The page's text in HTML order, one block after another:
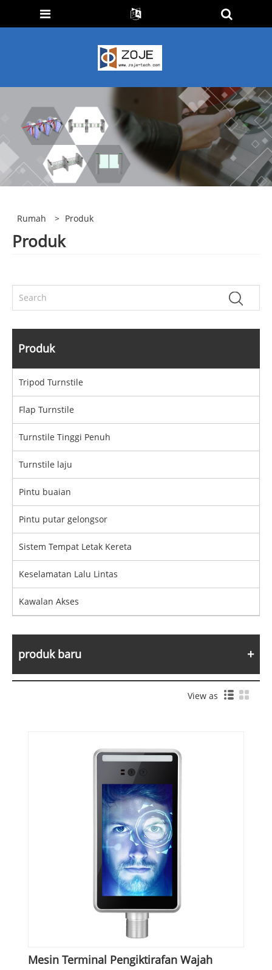
Rumah > Produk
Produk
Produk
Tripod Turnstile
Flap Turnstile
Turnstile Tinggi Penuh
Turnstile laju
Pintu buaian
Pintu putar gelongsor
Sistem Tempat Letak Kereta
Keselamatan Lalu Lintas
Kawalan Akses
produk baru
View as
Mesin Terminal Pengiktirafan Wajah